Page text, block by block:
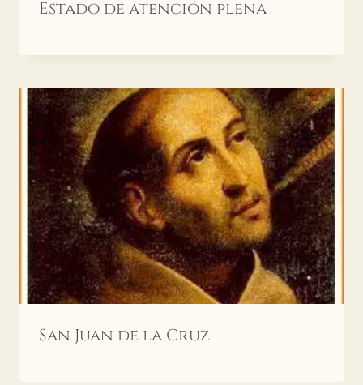
Estado de atención plena
San Juan de la Cruz